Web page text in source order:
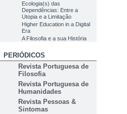
Ecologia(s) das
Dependências: Entre a
Utopia e a Limitação
Higher Education in a Digital
Era
A Filosofia e a sua História
PERIÓDICOS
Revista Portuguesa de
Filosofia
Revista Portuguesa de
Humanidades
Revista Pessoas &
Sintomas